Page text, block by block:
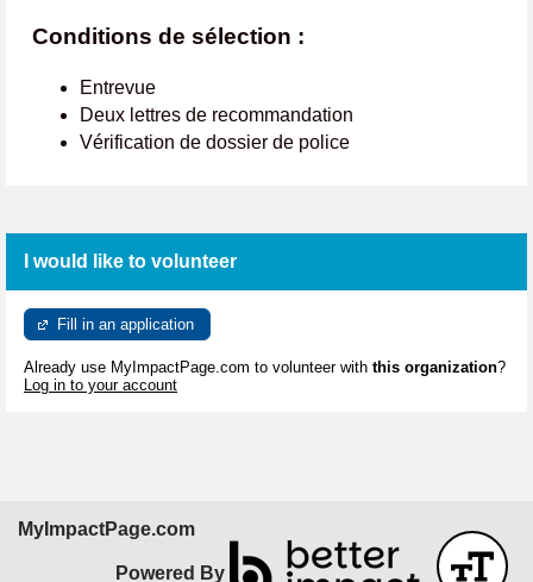
Conditions de sélection :
Entrevue
Deux lettres de recommandation
Vérification de dossier de police
I would like to volunteer
Fill in an application
Already use MyImpactPage.com to volunteer with this organization?
Log in to your account
MyImpactPage.com
Powered By